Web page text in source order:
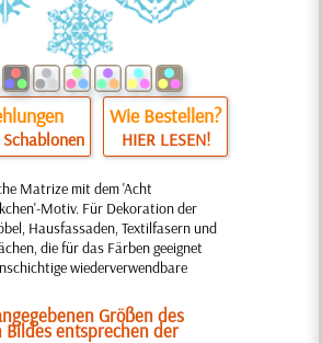
Wie Bestellen?
HIER LESEN!
Matrize mit dem 'Acht
Motiv. Für Dekoration der
Hausfassaden, Textilfasern und
die für das Färben geeignet
wiederverwendbare
Größen des
Bildes entsprechen der